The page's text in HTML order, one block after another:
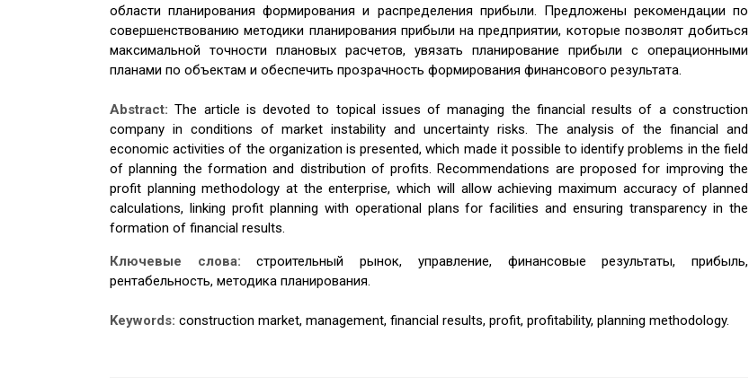
области планирования формирования и распределения прибыли. Предложены рекомендации по
совершенствованию методики планирования прибыли на предприятии, которые позволят добиться
максимальной точности плановых расчетов, увязать планирование прибыли с операционными
планами по объектам и обеспечить прозрачность формирования финансового результата.
Abstract:The article is devoted to topical issues of managing the financial results of a construction
company in conditions of market instability and uncertainty risks. The analysis of the financial and
economic activities of the organization is presented, which made it possible to identify problems in the field
of planning the formation and distribution of profits. Recommendations are proposed for improving the
profit planning methodology at the enterprise, which will allow achieving maximum accuracy of planned
calculations, linking profit planning with operational plans for facilities and ensuring transparency in the
formation of financial results.
Ключевые слова:строительный рынок, управление, финансовые результаты, прибыль,
рентабельность, методика планирования.
Keywords: construction market, management, financial results, profit, profitability, planning methodology.